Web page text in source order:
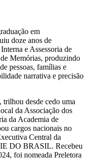
em
doze anos de
e Assessoria de
Memórias, produzindo
pessoas, famílias e
narrativa e precisão
desde cedo uma
da Associação dos
da Academia de
cargos nacionais no
Central da
DO BRASIL. Recebeu
foi nomeada Preletora